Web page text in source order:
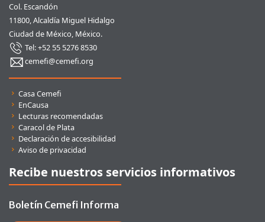
Col. Escandón
11800, Alcaldía Miguel Hidalgo
Ciudad de México, México.
Tel: +52 55 5276 8530
cemefi@cemefi.org
Enlaces rápidos
Casa Cemefi
EnCausa
Lecturas recomendadas
Caracol de Plata
Declaración de accesibilidad
Aviso de privacidad
Recibe nuestros servicios informativos
Boletín Cemefi Informa